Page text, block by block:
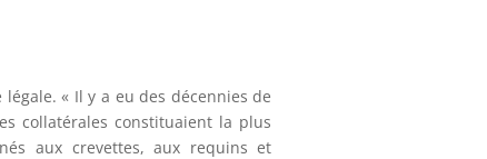
« Il y a eu des décennies de
collatérales constituaient la plus
aux crevettes, aux requins et